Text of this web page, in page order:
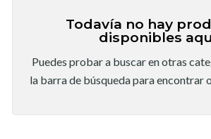
Todavía no hay
disponibles
Puedes probar a buscar en otras
la barra de búsqueda para encontrar